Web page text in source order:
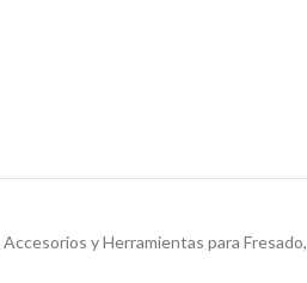
Accesorios y Herramientas para Fresado,